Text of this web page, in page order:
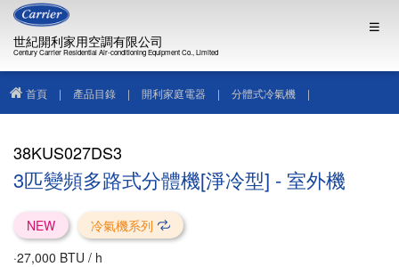
世紀開利家用空調有限公司
Century Carrier Residential Air-conditioning Equipment Co., Limited
首頁 | 產品目錄 | 開利家庭電器 | 分體式冷氣機 |
38KUS027DS3
3匹變頻多路式分體機[淨冷型] - 室外機
NEW
冷氣機系列
·27,000 BTU / h